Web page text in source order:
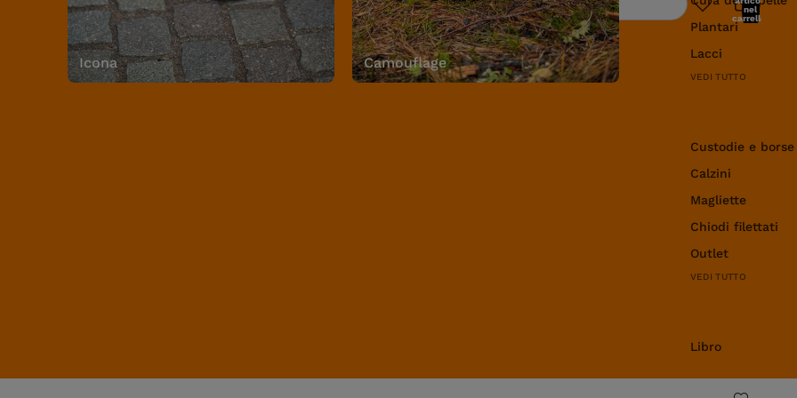
Icona Camouflage
Plantari
Lacci
VEDI TUTTO
Custodie e
Calzini
Magliette
Chiodi filettati
Outlet
VEDI TUTTO
Libro
Ricerca
nel
carrello: